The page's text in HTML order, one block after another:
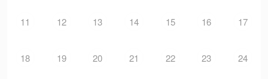
11 12 13 14 15 16 17
18 19 20 21 22 23 24